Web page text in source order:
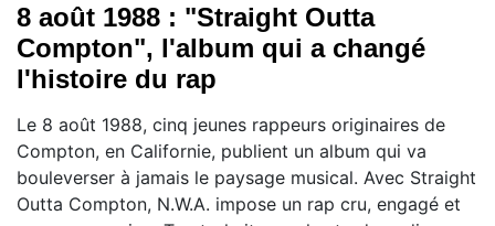
8 août 1988 : "Straight Outta
Compton", l'album qui a changé
l'histoire du rap
Le 8 août 1988, cinq jeunes rappeurs originaires de
Compton, en Californie, publient un album qui va
bouleverser à jamais le paysage musical. Avec Straight
Outta Compton, N.W.A. impose un rap cru, engagé et